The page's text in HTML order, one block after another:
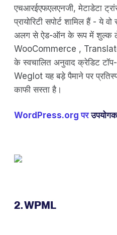
एचआरईएफएलएनजी, मेटाडेटा
प्रायोरिटी सपोर्ट शामिल हैं - ये
अलग से ऐड-ऑन के रूप में शुल्क
WooCommerce ,
के स्वचालित अनुवाद क्रेडिट
Weglot यह बड़े पैमाने पर
काफी सस्ता है।
WordPress.org पर
2. WPML